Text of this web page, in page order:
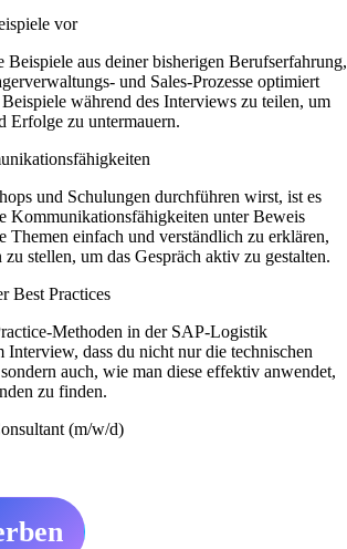
vor
aus deiner bisherigen Berufserfahrung,
und Sales-Prozesse optimiert
während des Interviews zu teilen, um
Erfolge zu untermauern.
und Schulungen durchführen wirst, ist es
Kommunikationsfähigkeiten unter Beweis
Themen einfach und verständlich zu erklären,
stellen, um das Gespräch aktiv zu gestalten.
Best Practices
Methoden in der SAP-Logistik
Interview, dass du nicht nur die technischen
auch, wie man diese effektiv anwendet,
zu finden.
(m/w/d)